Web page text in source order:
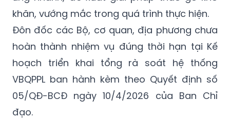
khăn, vướng mắc trong quá trình thực hiện.
Đôn đốc các Bộ, cơ quan, địa phương chưa
hoàn thành nhiệm vụ đúng thời hạn tại Kế
hoạch triển khai tổng rà soát hệ thống
VBQPPL ban hành kèm theo Quyết định số
05/QĐ-BCĐ ngày 10/4/2026 của Ban Chỉ
đạo.